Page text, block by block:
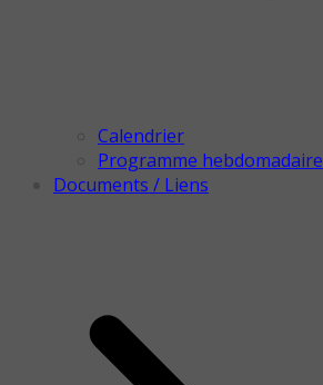
Calendrier
Programme hebdomadaire
Documents / Liens